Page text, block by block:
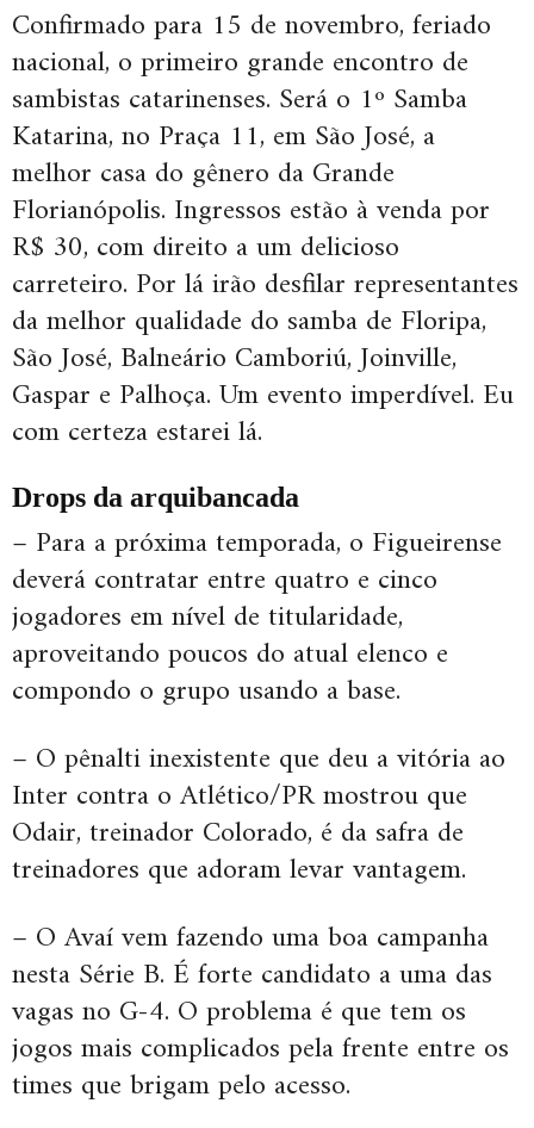
Confirmado para 15 de novembro, feriado
nacional, o primeiro grande encontro de
sambistas catarinenses. Será o 1º Samba
Katarina, no Praça 11, em São José, a
melhor casa do gênero da Grande
Florianópolis. Ingressos estão à venda por
R$ 30, com direito a um delicioso
carreteiro. Por lá irão desfilar representantes
da melhor qualidade do samba de Floripa,
São José, Balneário Camboriú, Joinville,
Gaspar e Palhoça. Um evento imperdível. Eu
com certeza estarei lá.
Drops da arquibancada
– Para a próxima temporada, o Figueirense
deverá contratar entre quatro e cinco
jogadores em nível de titularidade,
aproveitando poucos do atual elenco e
compondo o grupo usando a base.
– O pênalti inexistente que deu a vitória ao
Inter contra o Atlético/PR mostrou que
Odair, treinador Colorado, é da safra de
treinadores que adoram levar vantagem.
– O Avaí vem fazendo uma boa campanha
nesta Série B. É forte candidato a uma das
vagas no G-4. O problema é que tem os
jogos mais complicados pela frente entre os
times que brigam pelo acesso.